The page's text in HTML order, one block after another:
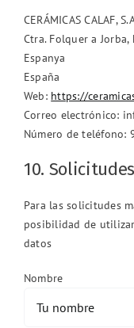
CERÁMICAS CALAF,
Ctra. Folquer a
Espanya
España
Web: https://
Correo electrónico:
Número de teléfono:
10.
Para las solicitudes
posibilidad de
datos
Nombre